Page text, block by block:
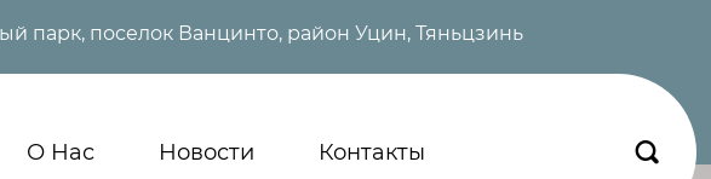
парк, поселок Ванцинто, район Уцин, Тяньцзинь
О Нас Новости Контакты 